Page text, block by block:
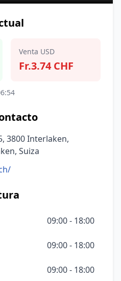
Venta USD
Fr.3.74 CHF
3800 Interlaken,
Suiza
09:00 - 18:00
09:00 - 18:00
09:00 - 18:00